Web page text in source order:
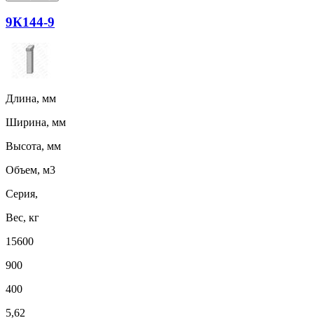
9К144-9
Длина, мм
Ширина, мм
Высота, мм
Объем, м3
Серия,
Вес, кг
15600
900
400
5,62